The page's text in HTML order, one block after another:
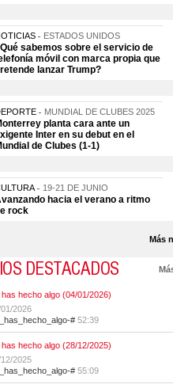
ESTADOS UNIDOS
sabemos sobre el servicio de
móvil con marca propia que
lanzar Trump?
MUNDIAL DE CLUBES 2025
planta cara ante un
Inter en su debut en el
de Clubes (1-1)
19-21 DE JUNIO
hacia el verano a ritmo
rock
Más
DESTACADOS
hecho algo (04/01/2026)
2026
# 52:39
hecho algo (28/12/2025)
2025
# 55:09